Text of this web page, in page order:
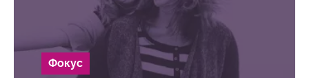
Фокус